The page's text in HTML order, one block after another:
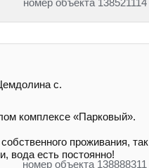
номер объекта 138521114
с.
комплексе «Парковый».
проживания, так
вода есть постоянно!
номер объекта 138888311